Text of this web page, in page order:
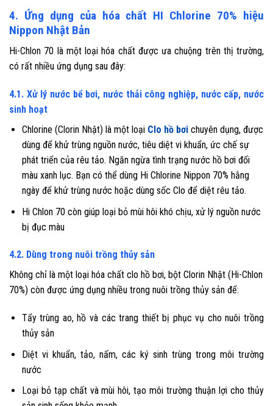
4. Ứng dụng của hóa chất HI Chlorine 70% hiệu
Nippon Nhật Bản
Hi-Chlon 70 là một loại hóa chất được ưa chuộng trên thị trường,
có rất nhiều ứng dụng sau đây:
4.1. Xử lý nước bể bơi, nước thải công nghiệp, nước cấp, nước
sinh hoạt
Chlorine (Clorin Nhật) là một loại Clo hồ bơichuyên dụng, được
dùng để khử trùng nguồn nước, tiêu diệt vi khuẩn, ức chế sự
phát triển của rêu tảo. Ngăn ngừa tình trạng nước hồ bơi đổi
màu xanh lục. Bạn có thể dùng Hi Chlorine Nippon 70% hằng
ngày để khử trùng nước hoặc dùng sốc Clo để diệt rêu tảo.
Hi Chlon 70 còn giúp loại bỏ mùi hôi khó chịu, xử lý nguồn nước
bị đục màu
4.2. Dùng trong nuôi trồng thủy sản
Không chỉ là một loại hóa chất clo hồ bơi, bột Clorin Nhật (Hi-Chlon
70%) còn được ứng dụng nhiều trong nuôi trồng thủy sản để:
Tẩy trùng ao, hồ và các trang thiết bị phục vụ cho nuôi trồng
thủy sản
Diệt vi khuẩn, tảo, nấm, các ký sinh trùng trong môi trường
nước
Loại bỏ tạp chất và mùi hôi, tạo môi trường thuận lợi cho thủy